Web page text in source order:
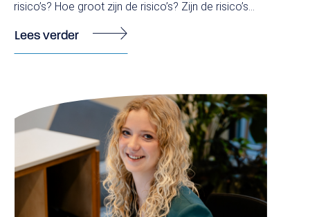
risico’s? Hoe groot zijn de risico’s? Zijn de risico’s...
Lees verder